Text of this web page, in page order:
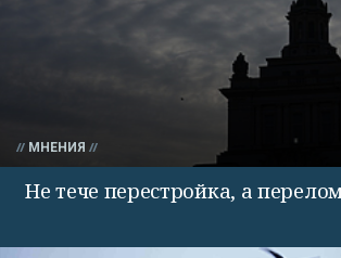
МНЕНИЯ
Не тече перестройка, а